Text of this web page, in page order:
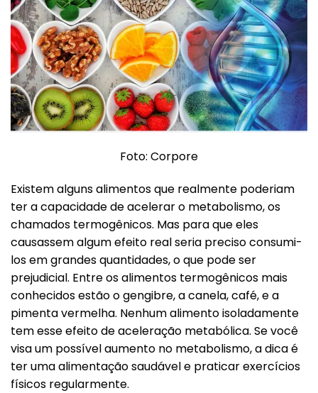
Foto: Corpore
Existem alguns alimentos que realmente poderiam
ter a capacidade de acelerar o metabolismo, os
chamados termogênicos. Mas para que eles
causassem algum efeito real seria preciso consumi-
los em grandes quantidades, o que pode ser
prejudicial. Entre os alimentos termogênicos mais
conhecidos estão o gengibre, a canela, café, e a
pimenta vermelha. Nenhum alimento isoladamente
tem esse efeito de aceleração metabólica. Se você
visa um possível aumento no metabolismo, a dica é
ter uma alimentação saudável e praticar exercícios
físicos regularmente.